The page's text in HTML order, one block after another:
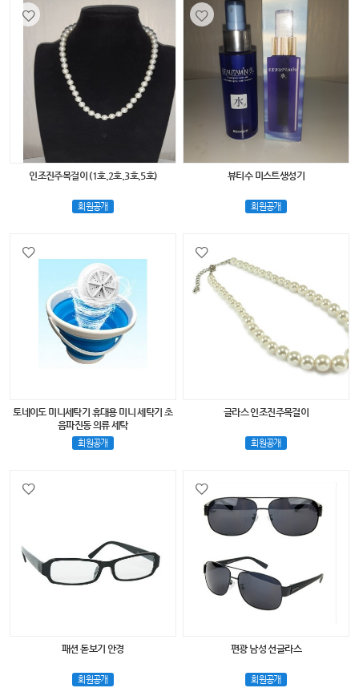
인조진주목걸이 (1호.2호.3호.5호)
회원공개
뷰티수 미스트생성기
회원공개
토네이도 미니세탁기 휴대용 미니 세탁기 초
음파진동 의류 세탁
회원공개
글라스 인조진주목걸이
회원공개
패션 돋보기 안경
회원공개
편광 남성 선글라스
회원공개